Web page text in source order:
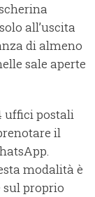
all’uscita
di almeno
sale aperte
uffici postali
il
modalità è
sul proprio